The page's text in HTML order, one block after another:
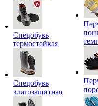
Спецобувь
термостойкая
Спецобувь
влагозащитная